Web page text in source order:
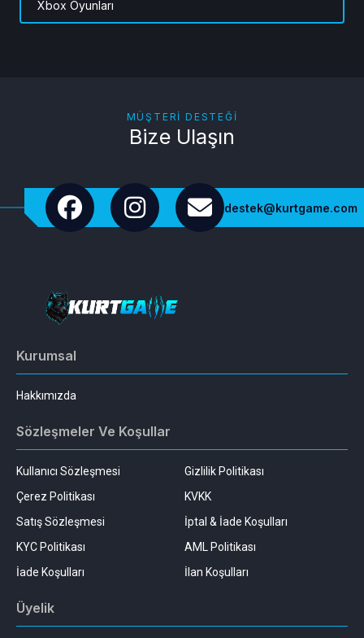
Xbox Oyunları
MÜŞTERI DESTEĞI
Bize Ulaşın
destek@kurtgame.com
Kurumsal
Hakkımızda
Sözleşmeler Ve Koşullar
Kullanıcı Sözleşmesi
Gizlilik Politikası
Çerez Politikası
KVKK
Satış Sözleşmesi
İptal & İade Koşulları
KYC Politikası
AML Politikası
İade Koşulları
İlan Koşulları
Üyelik